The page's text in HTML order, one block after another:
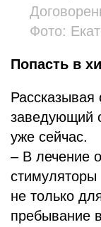
Фото:
Попасть в
Рассказывая
заведующий
уже сейчас.
– В лечение
стимуляторы
не только
пребывание